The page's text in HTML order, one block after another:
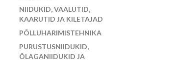
NIIDUKID, VAALUTID,
KAARUTID JA KILETAJAD
PÕLLUHARIMISTEHNIKA
PURUSTUSNIIDUKID,
ÕLAGANIIDUKID JA